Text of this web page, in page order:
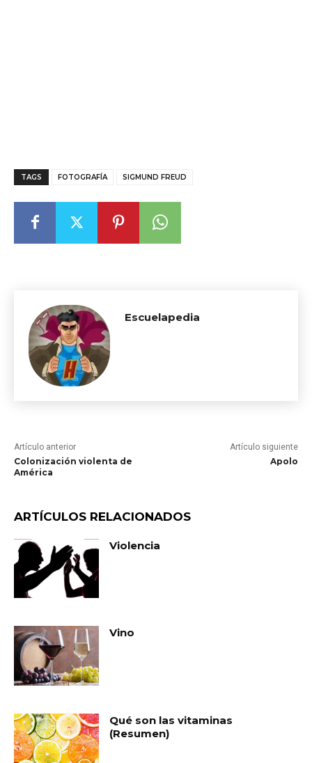
TAGS FOTOGRAFÍA SIGMUND FREUD
Escuelapedia
Artículo anterior
Colonización violenta de
América
Artículo siguiente
Apolo
ARTÍCULOS RELACIONADOS
Violencia
Vino
Qué son las vitaminas
(Resumen)